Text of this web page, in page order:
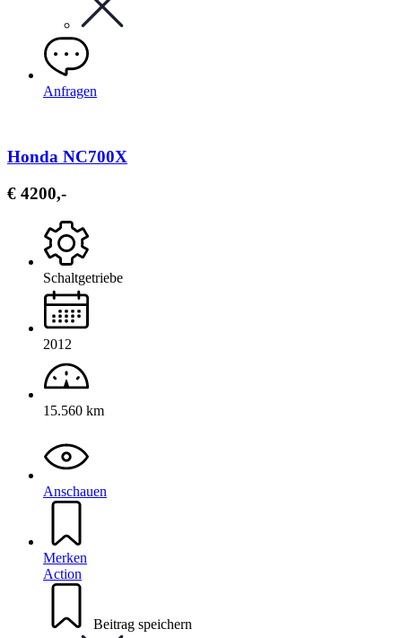
Anfragen
Honda NC700X
€ 4200,-
Schaltgetriebe
2012
15.560 km
Anschauen
Merken
Action
Beitrag speichern